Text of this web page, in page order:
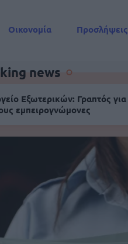
Οικονομία Προσλήψεις
news
Εξωτερικών: Γραπτός για
εμπειρογνώμονες